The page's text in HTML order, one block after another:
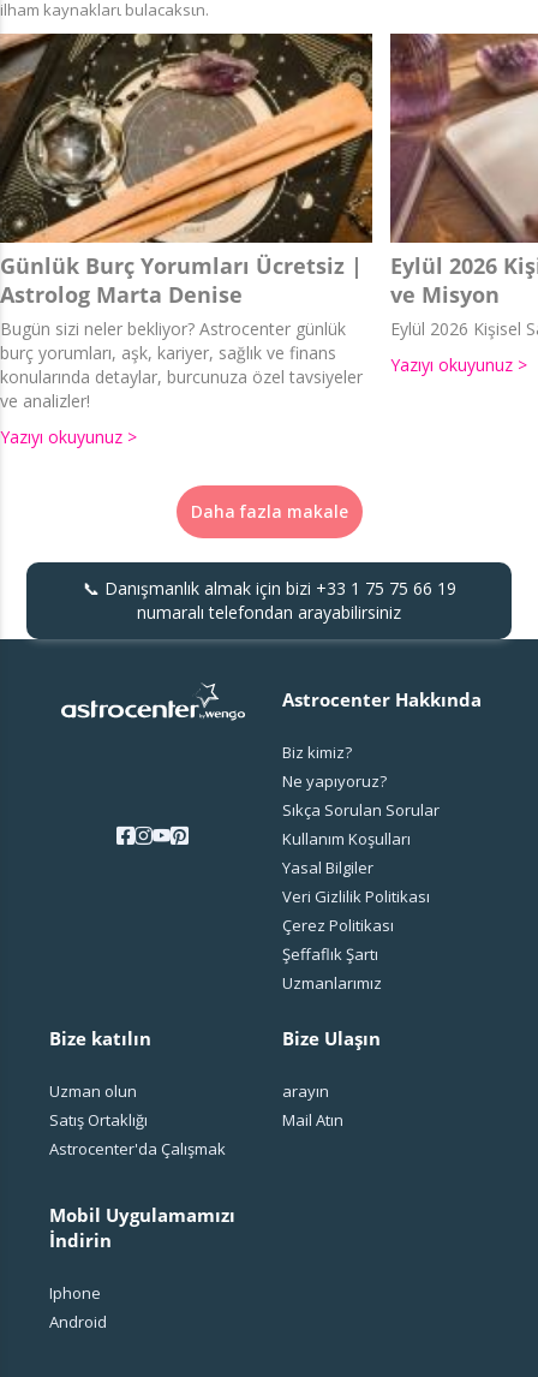
ilham kaynaklarι bulacaksιn.
Günlük Burç Yorumları Ücretsiz |
Astrolog Marta Denise
Bugün sizi neler bekliyor? Astrocenter günlük
burç yorumları, aşk, kariyer, sağlık ve finans
konularında detaylar, burcunuza özel tavsiyeler
ve analizler!
Yazıyı okuyunuz >
Eylül 2026
ve Misyon
Eylül 2026 Kişisel
Yazıyı okuyunuz >
Daha fazla makale
📞 Danışmanlık almak için bizi +33 1 75 75 66 19
numaralı telefondan arayabilirsiniz
Astrocenter Hakkında
Biz kimiz?
Ne yapıyoruz?
Sıkça Sorulan Sorular
Kullanım Koşulları
Yasal Bilgiler
Veri Gizlilik Politikası
Çerez Politikası
Şeffaflık Şartı
Uzmanlarımız
Bize katılın
Uzman olun
Satış Ortaklığı
Astrocenter'da Çalışmak
Mobil Uygulamamızı
İndirin
Iphone
Android
Bize Ulaşın
arayın
Mail Atın